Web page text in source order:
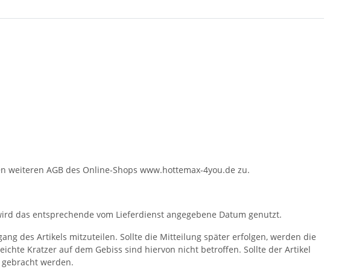
AGB des Online-Shops www.hottemax-4you.de zu.
das entsprechende vom Lieferdienst angegebene Datum genutzt.
des Artikels mitzuteilen. Sollte die Mitteilung später erfolgen, werden die
Kratzer auf dem Gebiss sind hiervon nicht betroffen. Sollte der Artikel
werden.